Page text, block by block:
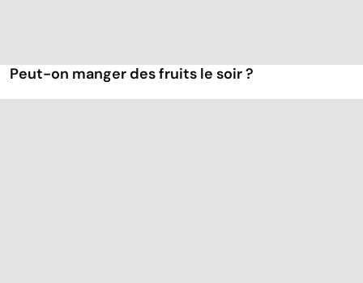
Peut-on manger des fruits le soir ?